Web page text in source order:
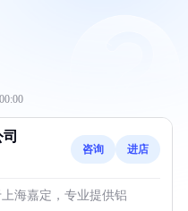
咨询 进店
海嘉定，专业提供铝